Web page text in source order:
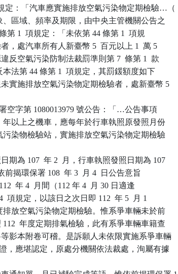
定：「汽車應實施排放空氣污染物定期檢驗…（
、區域、頻率及期限，由中央主管機關公告之
第 1  項規定：「未依第 44 條第 1  項規
，處汽車所有人新臺幣 5  百元以上 1  萬 5
反空氣污染防制法裁罰準則第 7  條第 1  款
本法第 44 條第 1  項規定，其罰鍰額度如下
未實施排放空氣污染物定期檢驗者，處新臺幣 5
空字第 1080013979 號公告：「…公告事項
年以上之機車，應每年於行車執照原發照月份
污染物檢驗站，實施排放空氣污染物定期檢驗
期為 107  年 2  月，行車執照發照日期為 107
前揭環保署 108  年 3  月 4  日公告意旨
年 4  月間（112 年 4  月 30 日適逢
項規定，以該日之次日即 112  年 5  月 1
排放空氣污染物定期檢驗。惟系爭車輛未於前
112  年度定期排氣檢驗，此有系爭車輛車籍查
等影本附卷可稽。是訴願人未依限實施系爭車輛
證，應堪認定，原處分機關依法裁處，洵屬有據